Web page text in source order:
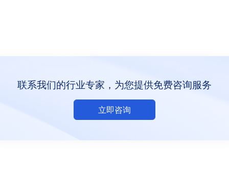
联系我们的行业专家，为您提供免费咨询服务
立即咨询